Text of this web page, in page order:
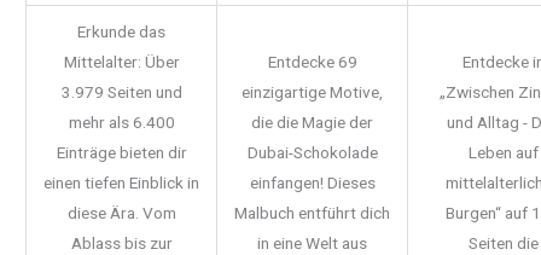
Erkunde das
Mittelalter: Über
3.979 Seiten und
mehr als 6.400
Einträge bieten dir
einen tiefen Einblick in
diese Ära. Vom
Ablass bis zur
Entdecke 69
einzigartige Motive,
die die Magie der
Dubai-Schokolade
einfangen! Dieses
Malbuch entführt dich
in eine Welt aus
Entdecke
„Zwischen
und Alltag -
Leben auf
Burgen“ auf
Seiten die